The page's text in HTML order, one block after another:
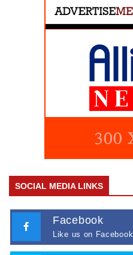
SOCIAL MEDIA LINKS
Facebook
Like us on Facebook